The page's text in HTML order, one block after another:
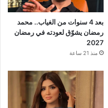
بعد 4 سنوات من الغياب.. محمد
رمضان يشوّق لعودته في رمضان
2027
منذ 21 ساعة